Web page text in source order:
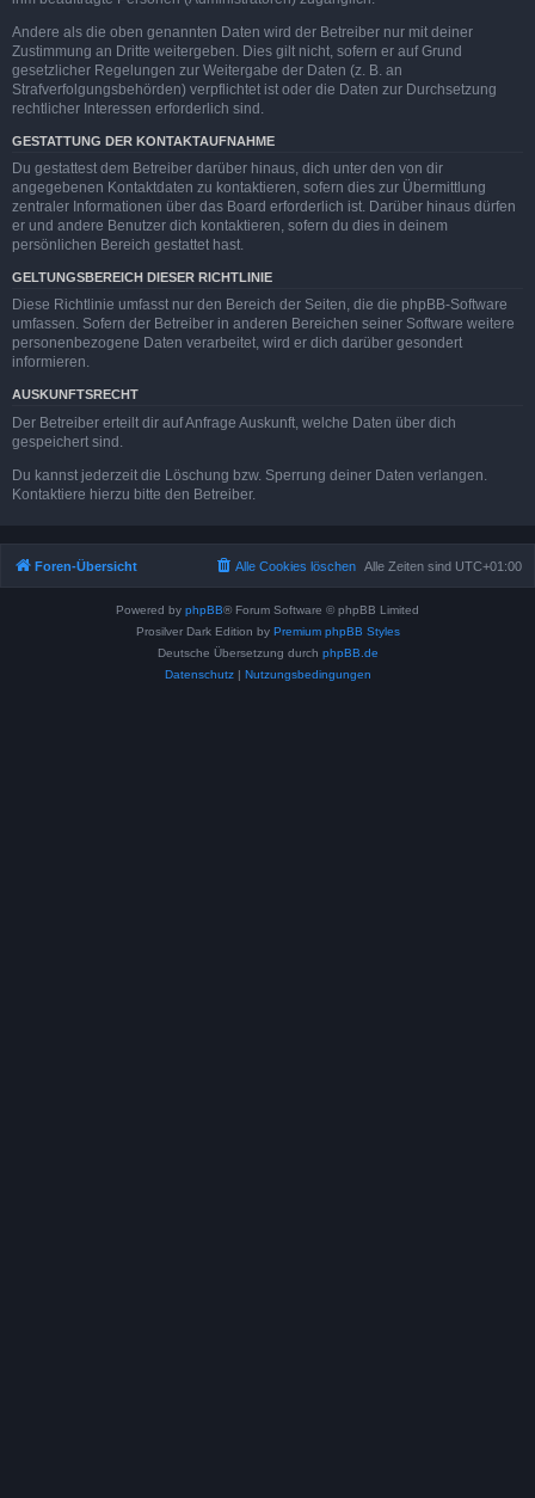
Andere als die oben genannten Daten wird der Betreiber nur mit deiner
Zustimmung an Dritte weitergeben. Dies gilt nicht, sofern er auf Grund
gesetzlicher Regelungen zur Weitergabe der Daten (z. B. an
Strafverfolgungsbehörden) verpflichtet ist oder die Daten zur Durchsetzung
rechtlicher Interessen erforderlich sind.
GESTATTUNG DER KONTAKTAUFNAHME
Du gestattest dem Betreiber darüber hinaus, dich unter den von dir
angegebenen Kontaktdaten zu kontaktieren, sofern dies zur Übermittlung
zentraler Informationen über das Board erforderlich ist. Darüber hinaus dürfen
er und andere Benutzer dich kontaktieren, sofern du dies in deinem
persönlichen Bereich gestattet hast.
GELTUNGSBEREICH DIESER RICHTLINIE
Diese Richtlinie umfasst nur den Bereich der Seiten, die die phpBB-Software
umfassen. Sofern der Betreiber in anderen Bereichen seiner Software weitere
personenbezogene Daten verarbeitet, wird er dich darüber gesondert
informieren.
AUSKUNFTSRECHT
Der Betreiber erteilt dir auf Anfrage Auskunft, welche Daten über dich
gespeichert sind.
Du kannst jederzeit die Löschung bzw. Sperrung deiner Daten verlangen.
Kontaktiere hierzu bitte den Betreiber.
Foren-Übersicht Alle Zeiten sind UTC+01:00
Alle Cookies löschen
Powered by phpBB® Forum Software © phpBB Limited
Prosilver Dark Edition by Premium phpBB Styles
Deutsche Übersetzung durch phpBB.de
Datenschutz| Nutzungsbedingungen